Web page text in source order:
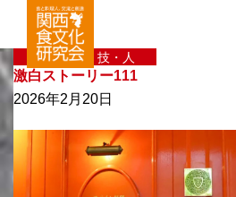
〈新〉味・技・人
激白ストーリー111
2026年2月20日